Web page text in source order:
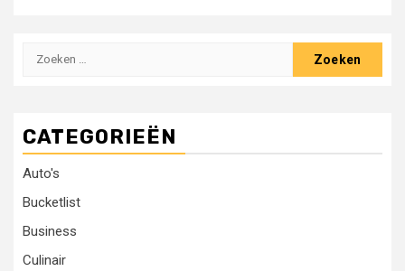
Zoeken
CATEGORIEËN
Auto's
Bucketlist
Business
Culinair